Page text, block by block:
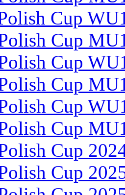
Cup
Cup
Cup
Cup
Cup
Cup
Cup
Cup